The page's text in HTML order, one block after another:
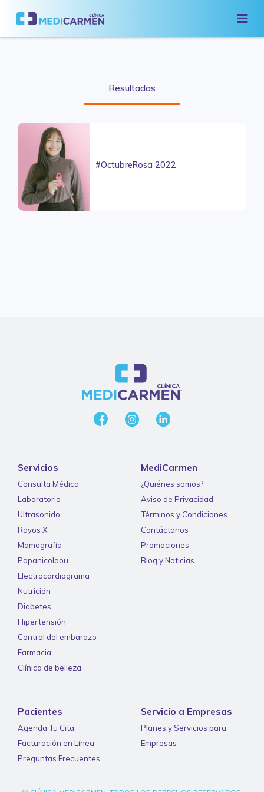
Resultados
#OctubreRosa 2022
Servicios
Consulta Médica
Laboratorio
Ultrasonido
Rayos X
Mamografía
Papanicolaou
Electrocardiograma
Nutrición
Diabetes
Hipertensión
Control del embarazo
Farmacia
Clínica de belleza
MediCarmen
¿Quiénes somos?
Aviso de Privacidad
Términos y Condiciones
Contáctanos
Promociones
Blog y Noticias
Pacientes
Agenda Tu Cita
Facturación en Línea
Preguntas Frecuentes
Servicio a Empresas
Planes y Servicios para
Empresas